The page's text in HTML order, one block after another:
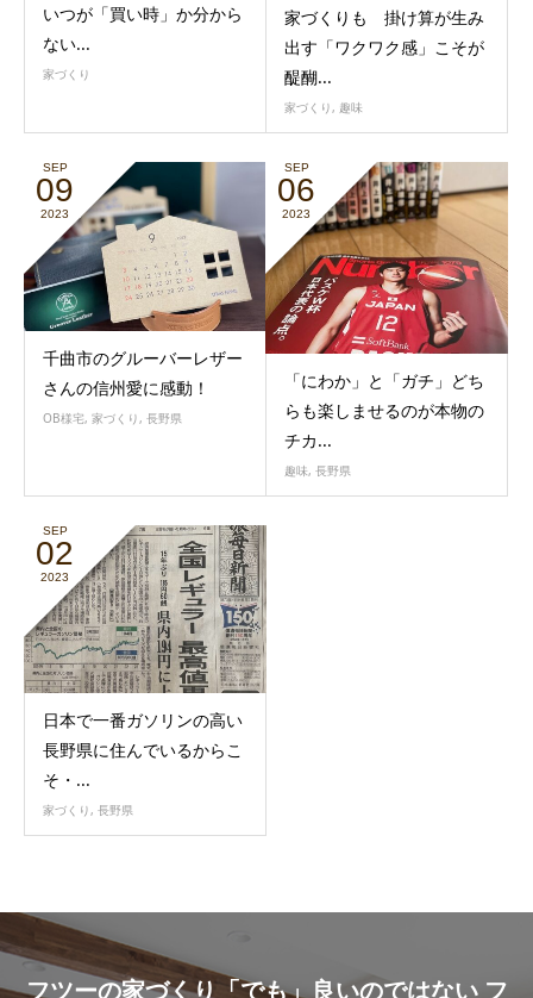
いつが「買い時」か分から
ない...
家づくり
家づくりも 掛け算が生み
出す「ワクワク感」こそが
醍醐...
家づくり, 趣味
SEP
09
2023
千曲市のグルーバーレザー
さんの信州愛に感動！
OB様宅, 家づくり, 長野県
SEP
06
2023
「にわか」と「ガチ」どち
らも楽しませるのが本物の
チカ...
趣味, 長野県
SEP
02
2023
日本で一番ガソリンの高い
長野県に住んでいるからこ
そ・...
家づくり, 長野県
フツーの家づくり「でも」良いのではない フ